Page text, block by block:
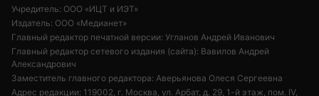
Учредитель: ООО «ИЦТ и ИЭТ»
Издатель: ООО «Медианет»
Главный редактор печатной версии: Угланов Андрей Иванович
Главный редактор сетевого издания (сайта): Вавилов Андрей
Александрович
Заместитель главного редактора: Аверьянова Олеся Сергеевна
Адрес редакции: 119002, г. Москва, ул. Арбат, д. 29, 1-й этаж, пом. IV,